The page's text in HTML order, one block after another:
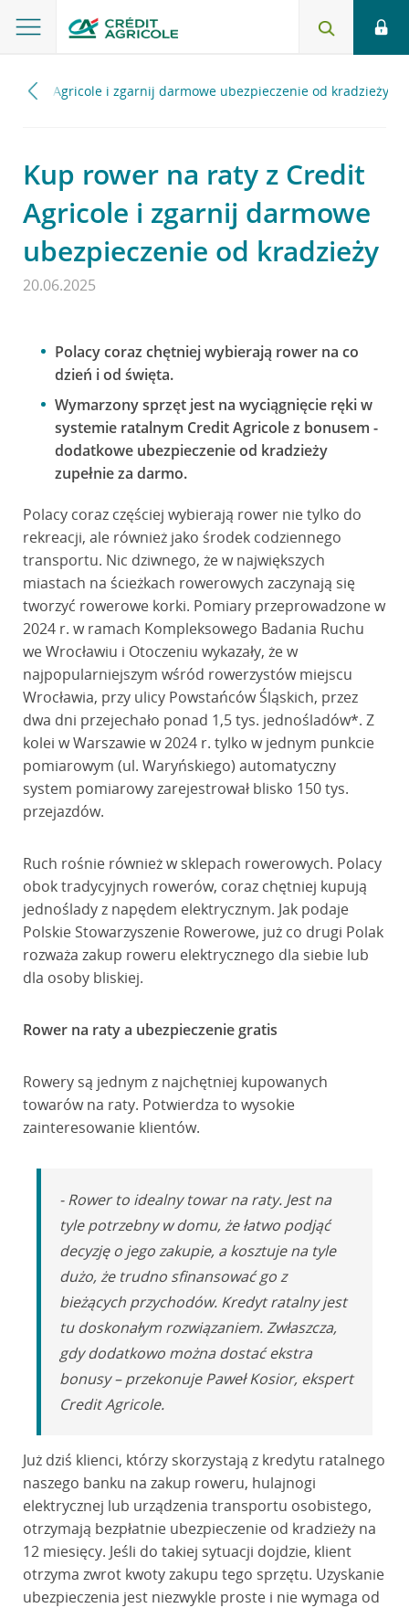
Credit Agricole i zgarnij darmowe ubezpieczenie od kradzieży
Kup rower na raty z Credit
Agricole i zgarnij darmowe
ubezpieczenie od kradzieży
20.06.2025
Polacy coraz chętniej wybierają rower na co
dzień i od święta.
Wymarzony sprzęt jest na wyciągnięcie ręki w
systemie ratalnym Credit Agricole z bonusem -
dodatkowe ubezpieczenie od kradzieży
zupełnie za darmo.
Polacy coraz częściej wybierają rower nie tylko do
rekreacji, ale również jako środek codziennego
transportu. Nic dziwnego, że w największych
miastach na ścieżkach rowerowych zaczynają się
tworzyć rowerowe korki. Pomiary przeprowadzone w
2024 r. w ramach Kompleksowego Badania Ruchu
we Wrocławiu i Otoczeniu wykazały, że w
najpopularniejszym wśród rowerzystów miejscu
Wrocławia, przy ulicy Powstańców Śląskich, przez
dwa dni przejechało ponad 1,5 tys. jednośladów*. Z
kolei w Warszawie w 2024 r. tylko w jednym punkcie
pomiarowym (ul. Waryńskiego) automatyczny
system pomiarowy zarejestrował blisko 150 tys.
przejazdów.
Ruch rośnie również w sklepach rowerowych. Polacy
obok tradycyjnych rowerów, coraz chętniej kupują
jednoślady z napędem elektrycznym. Jak podaje
Polskie Stowarzyszenie Rowerowe, już co drugi Polak
rozważa zakup roweru elektrycznego dla siebie lub
dla osoby bliskiej.
Rower na raty a ubezpieczenie gratis
Rowery są jednym z najchętniej kupowanych
towarów na raty. Potwierdza to wysokie
zainteresowanie klientów.
- Rower to idealny towar na raty. Jest na
tyle potrzebny w domu, że łatwo podjąć
decyzję o jego zakupie, a kosztuje na tyle
dużo, że trudno sfinansować go z
bieżących przychodów. Kredyt ratalny jest
tu doskonałym rozwiązaniem. Zwłaszcza,
gdy dodatkowo można dostać ekstra
bonusy – przekonuje Paweł Kosior, ekspert
Credit Agricole.
Już dziś klienci, którzy skorzystają z kredytu ratalnego
naszego banku na zakup roweru, hulajnogi
elektrycznej lub urządzenia transportu osobistego,
otrzymają bezpłatnie ubezpieczenie od kradzieży na
12 miesięcy. Jeśli do takiej sytuacji dojdzie, klient
otrzyma zwrot kwoty zakupu tego sprzętu. Uzyskanie
ubezpieczenia jest niezwykle proste i nie wymaga od